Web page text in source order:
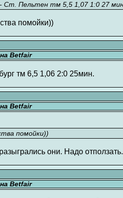
Ст. Пельтен тм 5,5 1,07 1:0 27
помойки))
Betfair
тм 6,5 1,06 2:0 25мин.
Betfair
помойки))
они. Надо отползать.
Betfair